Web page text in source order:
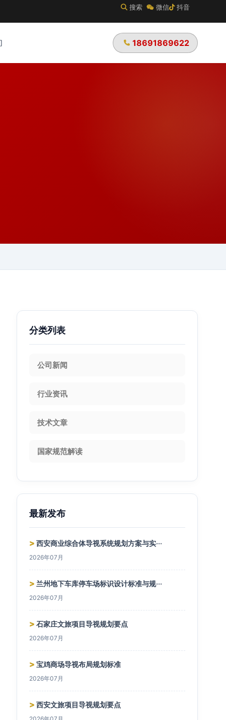
搜索 微信 抖音
18691869622
分类列表
公司新闻
行业资讯
技术文章
国家规范解读
最新发布
> 西安商业综合体导视系统规划方案与实···
2026年07月
> 兰州地下车库停车场标识设计标准与规···
2026年07月
> 石家庄文旅项目导视规划要点
2026年07月
> 宝鸡商场导视布局规划标准
2026年07月
> 西安文旅项目导视规划要点